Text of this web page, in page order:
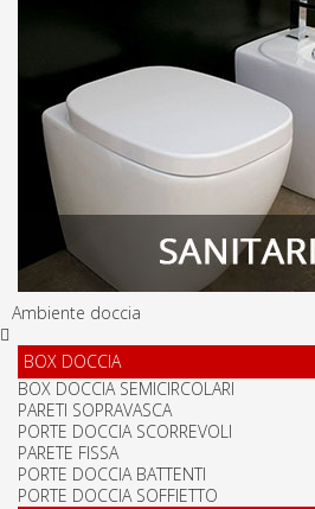
Ambiente doccia
BOX DOCCIA
BOX DOCCIA SEMICIRCOLARI
PARETI SOPRAVASCA
PORTE DOCCIA SCORREVOLI
PARETE FISSA
PORTE DOCCIA BATTENTI
PORTE DOCCIA SOFFIETTO